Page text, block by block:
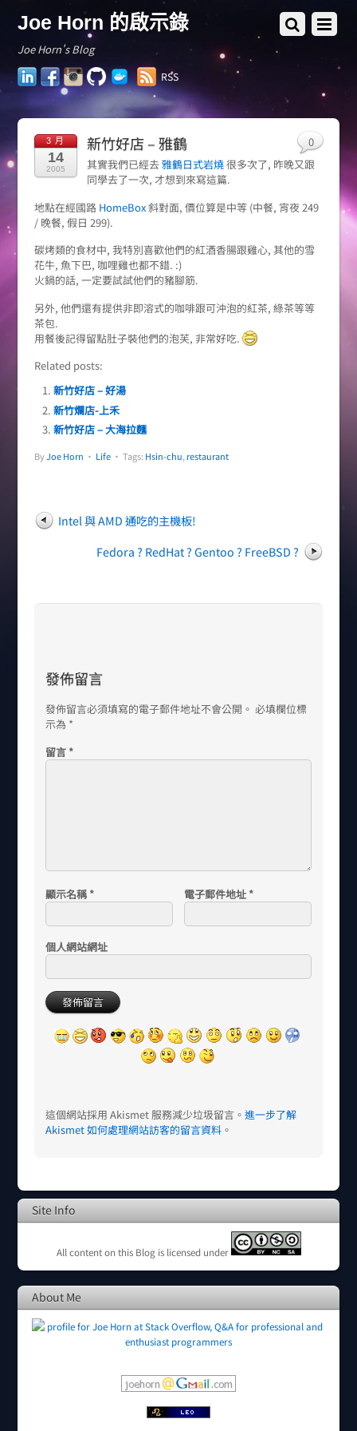
Joe Horn 的啟示錄
Joe Horn's Blog
LinkedInFacebookInstagram
GitHubDocker
Hub
RSS
3 月
14
2005
新竹好店 – 雅鶴
其實我們已經去雅鶴日式岩燒很多次了, 昨晚又跟
同學去了一次, 才想到來寫這篇.
地點在經國路 HomeBox斜對面, 價位算是中等 (中餐, 宵夜 249
/ 晚餐, 假日 299).
碳烤類的食材中, 我特別喜歡他們的紅酒香腸跟雞心, 其他的雪
花牛, 魚下巴, 咖哩雞也都不錯. :)
火鍋的話, 一定要試試他們的豬腳筋.
另外, 他們還有提供非即溶式的咖啡跟可沖泡的紅茶, 綠茶等等
茶包.
用餐後記得留點肚子裝他們的泡芙, 非常好吃.
Related posts:
新竹好店 – 好湯
新竹爛店-上禾
新竹好店 – 大海拉麵
ByJoe Horn • Life
0
• Tags: Hsin-chu,restaurant
Intel 與 AMD 通吃的主機板!
Fedora ? RedHat ? Gentoo ? FreeBSD ?
發佈留言
發佈留言必須填寫的電子郵件地址不會公開。 必填欄位標
示為 *
留言 *
顯示名稱 * 電子郵件地址 *
個人網站網址
這個網站採用 Akismet 服務減少垃圾留言。進一步了解
Akismet 如何處理網站訪客的留言資料 。
Site Info
All content on this Blog is licensed under
About Me